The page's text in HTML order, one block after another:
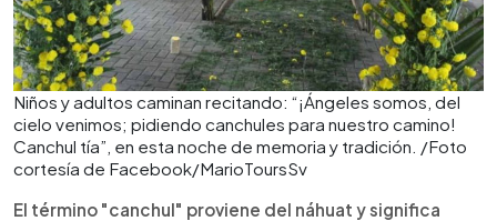
Niños y adultos caminan recitando: “¡Ángeles somos, del
cielo venimos; pidiendo canchules para nuestro camino!
Canchul tía”, en esta noche de memoria y tradición. /Foto
cortesía de Facebook/MarioToursSv
El término "canchul" proviene del náhuat y significa